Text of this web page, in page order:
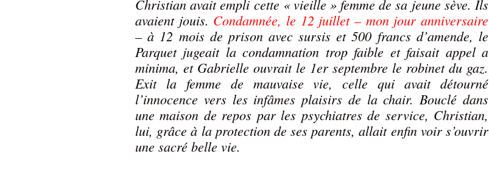
Christian avait empli cette « vieille » femme de sa jeune sève. Ils
avaient jouis. Condamnée, le 12 juillet – mon jour anniversaire
– à 12 mois de prison avec sursis et 500 francs d’amende, le
Parquet jugeait la condamnation trop faible et faisait appel a
minima, et Gabrielle ouvrait le 1er septembre le robinet du gaz.
Exit la femme de mauvaise vie, celle qui avait détourné
l’innocence vers les infâmes plaisirs de la chair. Bouclé dans
une maison de repos par les psychiatres de service, Christian,
lui, grâce à la protection de ses parents, allait enfin voir s’ouvrir
une sacré belle vie.